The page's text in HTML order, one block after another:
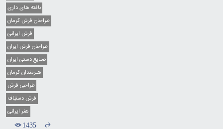
بافته های داری
طراحان فرش کرمان
فرش ایرانی
طراحان فرش ایران
صنایع دستی ایران
هنرمندان کرمان
طراحی فرش
فرش دستباف
هنر ایرانی
1435